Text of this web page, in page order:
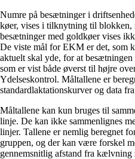
Numre på besætninger i
køer, vises i tilknytning til blokken,
besætninger med goldkøer vises
De viste mål for EKM er det, som
aktuelt skal yde, for at besætningen
som er vist både øverst til højre
Ydelseskontrol. Måltallene er
standardlaktationskurver og data
Måltallene kan kun bruges til
linje. De kan ikke sammenlignes
linjer. Tallene er nemlig beregnet
gruppen, og der kan være forskel
gennemsnitlig afstand fra kælvning